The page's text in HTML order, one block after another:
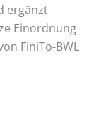
ergänzt
Einordnung
FiniTo-BWL